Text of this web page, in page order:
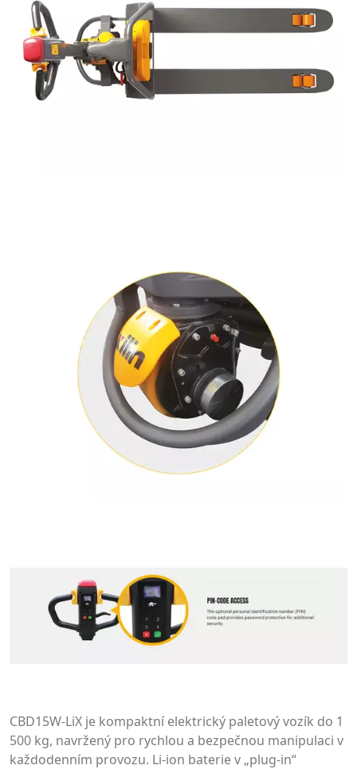
CBD15W-LiX je kompaktní elektrický paletový vozík do 1
500 kg, navržený pro rychlou a bezpečnou manipulaci v
každodenním provozu. Li-ion baterie v „plug-in“